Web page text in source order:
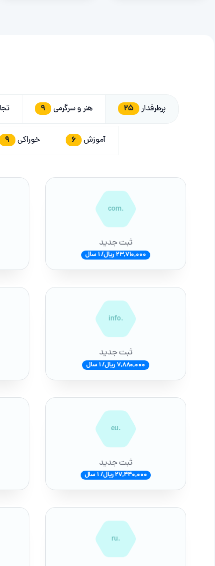
پرطرفدار 25 هنر و سرگرمی 9
آموزش 6 خوراکی 9
.com
ثبت جدید
23,710,000 ریال/ 1 سال
.info
ثبت جدید
7,880,000 ریال/ 1 سال
.eu
ثبت جدید
27,440,000 ریال/ 1 سال
.ru